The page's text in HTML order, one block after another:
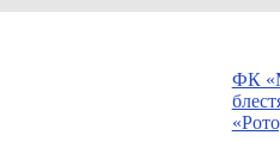
ФК